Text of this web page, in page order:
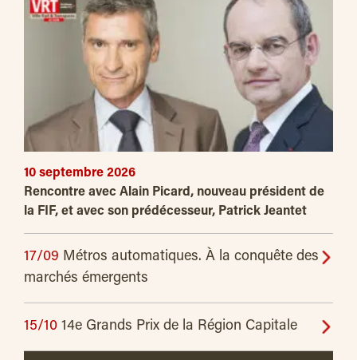
10 septembre 2026
Rencontre avec Alain Picard, nouveau président de
la FIF, et avec son prédécesseur, Patrick Jeantet
17/09 Métros automatiques. À la conquête des
marchés émergents
15/10 14e Grands Prix de la Région Capitale